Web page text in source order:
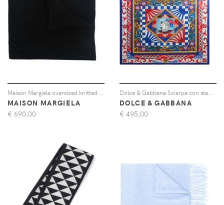
MAISON MARGIELA
€ 690,00
DOLCE & GABBANA
€ 495,00